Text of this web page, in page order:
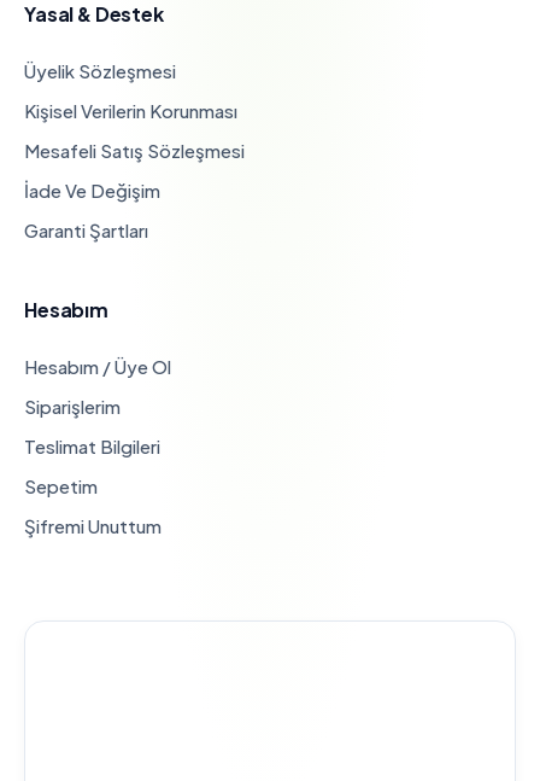
Yasal & Destek
Üyelik Sözleşmesi
Kişisel Verilerin Korunması
Mesafeli Satış Sözleşmesi
İade Ve Değişim
Garanti Şartları
Hesabım
Hesabım / Üye Ol
Siparişlerim
Teslimat Bilgileri
Sepetim
Şifremi Unuttum